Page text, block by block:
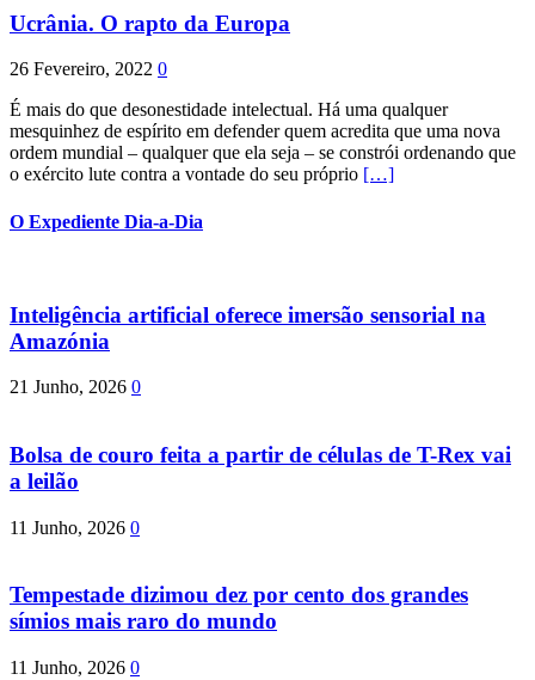
Ucrânia. O rapto da Europa
26 Fevereiro, 2022 0
É mais do que desonestidade intelectual. Há uma qualquer
mesquinhez de espírito em defender quem acredita que uma nova
ordem mundial – qualquer que ela seja – se constrói ordenando que
o exército lute contra a vontade do seu próprio […]
O Expediente Dia-a-Dia
Inteligência artificial oferece imersão sensorial na
Amazónia
21 Junho, 2026 0
Bolsa de couro feita a partir de células de T-Rex vai
a leilão
11 Junho, 2026 0
Tempestade dizimou dez por cento dos grandes
símios mais raro do mundo
11 Junho, 2026 0